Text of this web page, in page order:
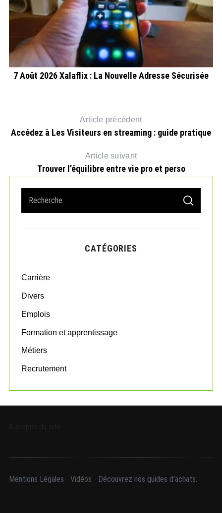
7 Août 2026 Xalaflix : La Nouvelle Adresse Sécurisée
Article précédent
Accédez à Les Visiteurs en streaming : guide pratique
Article suivant
Trouver l’équilibre entre vie pro et perso
a
r
o
:
S
A
C
CATÉGORIES
Carrière
Divers
Emplois
Formation et apprentissage
Métiers
Recrutement
Mentions Légales Vidéos Découvrez nos guides d'achats.